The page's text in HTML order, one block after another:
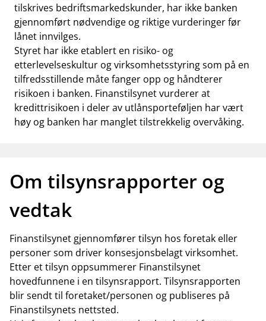
tilskrives bedriftsmarkedskunder, har ikke banken
gjennomført nødvendige og riktige vurderinger før
lånet innvilges.
Styret har ikke etablert en risiko- og
etterlevelseskultur og virksomhetsstyring som på en
tilfredsstillende måte fanger opp og håndterer
risikoen i banken. Finanstilsynet vurderer at
kredittrisikoen i deler av utlånsporteføljen har vært
høy og banken har manglet tilstrekkelig overvåking.
Om tilsynsrapporter og
vedtak
Finanstilsynet gjennomfører tilsyn hos foretak eller
personer som driver konsesjonsbelagt virksomhet.
Etter et tilsyn oppsummerer Finanstilsynet
hovedfunnene i en tilsynsrapport. Tilsynsrapporten
blir sendt til foretaket/personen og publiseres på
Finanstilsynets nettsted.